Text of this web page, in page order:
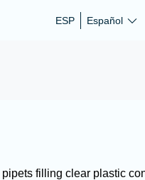
ESP Español